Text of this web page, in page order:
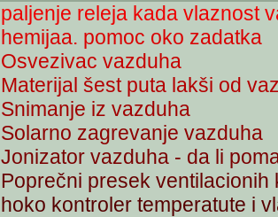
paljenje releja kada vlaznost
hemijaa. pomoc oko zadatka
Osvezivac vazduha
Materijal šest puta lakši od
Snimanje iz vazduha
Solarno zagrevanje vazduha
Jonizator vazduha - da li
Poprečni presek ventilacionih
hoko kontroler temperatute i